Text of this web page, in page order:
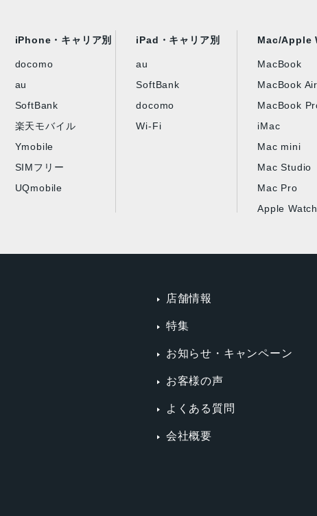
iPhone・キャリア別
docomo
au
SoftBank
楽天モバイル
Ymobile
SIMフリー
UQmobile
iPad・キャリア別
au
SoftBank
docomo
Wi-Fi
Mac/Apple
MacBook
MacBook Air
MacBook
iMac
Mac mini
Mac Studio
Mac Pro
Apple Watch
店舗情報
特集
お知らせ・キャンペーン
お客様の声
よくある質問
会社概要